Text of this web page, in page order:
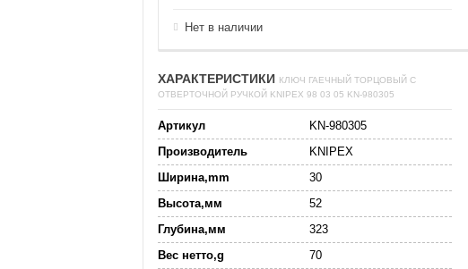
Нет в наличии
ХАРАКТЕРИСТИКИ КЛЮЧ ГАЕЧНЫЙ ТОРЦОВЫЙ С
ОТВЕРТОЧНОЙ РУЧКОЙ KNIPEX 98 03 05 KN-980305
Артикул
KN-980305
Производитель
KNIPEX
Ширина,mm
30
Высота,мм
52
Глубина,мм
323
Вес нетто,g
70